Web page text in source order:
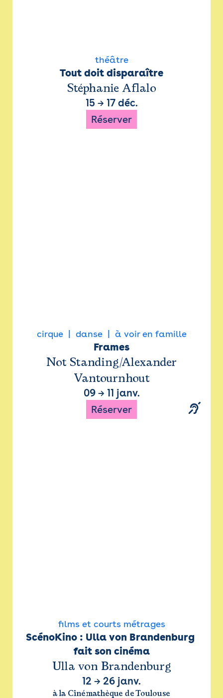
théâtre
Tout doit disparaître
Stéphanie Aflalo
15 → 17 déc.
Réserver
cirque danse à voir en famille
Frames
Not Standing/Alexander
Vantournhout
09→ 11 janv.
Réserver
films et courts métrages
ScénoKino : Ulla von Brandenburg
fait son cinéma
Ulla von Brandenburg
12 → 26 janv.
à la Cinémathèque de Toulouse